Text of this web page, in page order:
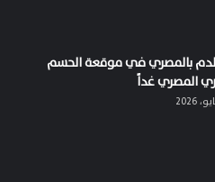
بالمصري في موقعة الحسم
المصري غداً